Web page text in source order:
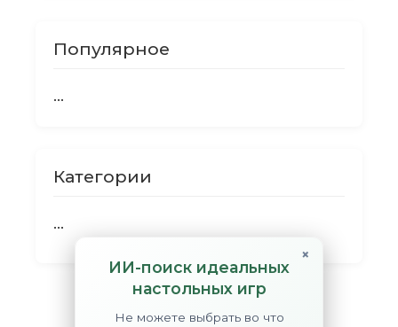
×
ИИ-поиск идеальных
настольных игр
Не можете выбрать во что
Популярное
...
Категории
...